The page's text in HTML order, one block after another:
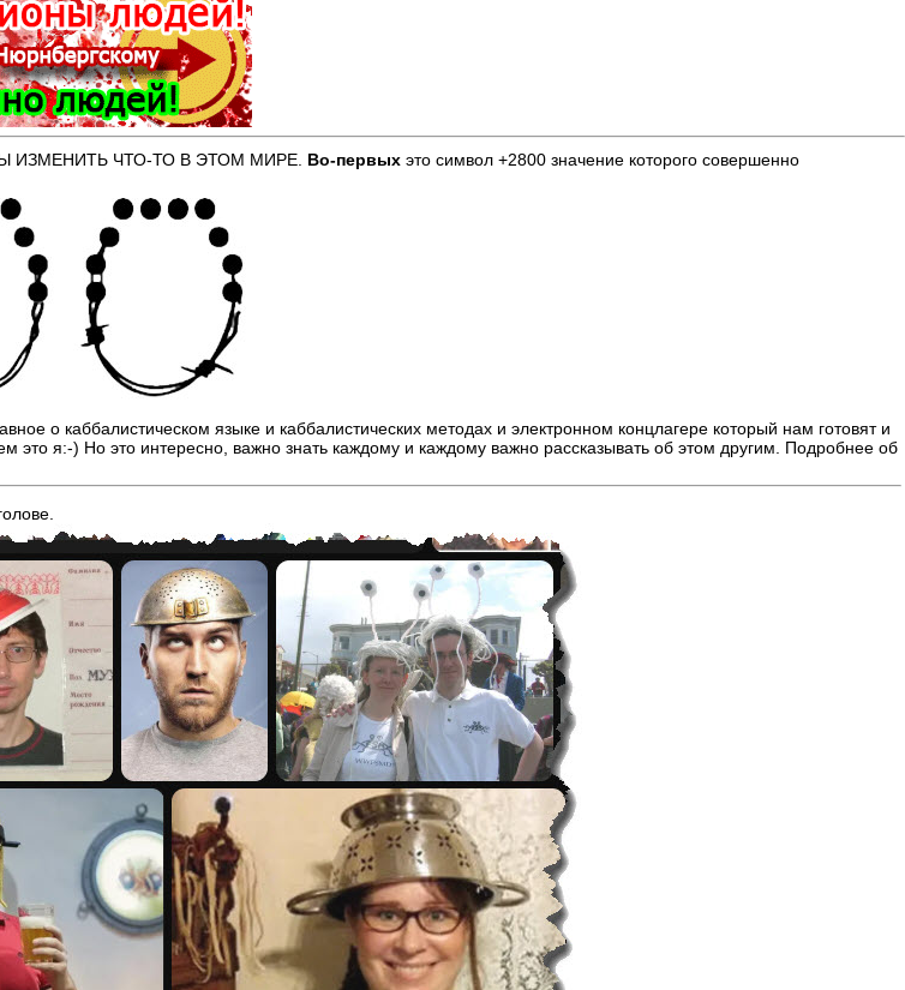
ИЗМЕНИТЬ ЧТО-ТО В ЭТОМ МИРЕ. Во-первых это символ +2800 значение которого совершенно
о каббалистическом языке и каббалистических методах и электронном концлагере который нам готовят и
я:-) Но это интересно, важно знать каждому и каждому важно рассказывать об этом другим. Подробнее об